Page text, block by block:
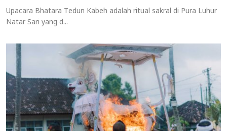
Upacara Bhatara Tedun Kabeh adalah ritual sakral di Pura Luhur
Natar Sari yang d...